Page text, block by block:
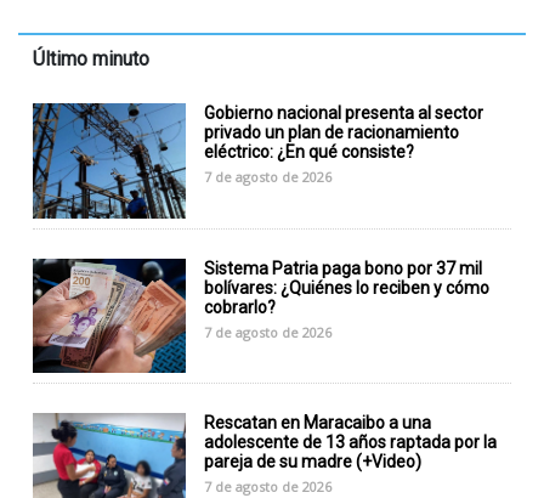
Último minuto
Gobierno nacional presenta al sector
privado un plan de racionamiento
eléctrico: ¿En qué consiste?
7 de agosto de 2026
Sistema Patria paga bono por 37 mil
bolívares: ¿Quiénes lo reciben y cómo
cobrarlo?
7 de agosto de 2026
Rescatan en Maracaibo a una
adolescente de 13 años raptada por la
pareja de su madre (+Video)
7 de agosto de 2026